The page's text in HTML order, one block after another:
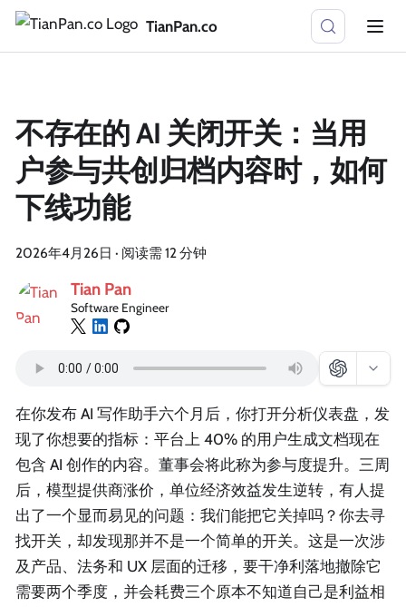
TianPan.co
不存在的 AI 关闭开关：当用
户参与共创归档内容时，如何
下线功能
2026年4月26日 · 阅读需 12 分钟
Tian Pan
Software Engineer
在你发布 AI 写作助手六个月后，你打开分析仪表盘，发
现了你想要的指标：平台上 40% 的用户生成文档现在
包含 AI 创作的内容。董事会将此称为参与度提升。三周
后，模型提供商涨价，单位经济效益发生逆转，有人提
出了一个显而易见的问题：我们能把它关掉吗？你去寻
找开关，却发现那并不是一个简单的开关。这是一次涉
及产品、法务和 UX 层面的迁移，要干净利落地撤除它
需要两个季度，并会耗费三个原本不知道自己是利益相